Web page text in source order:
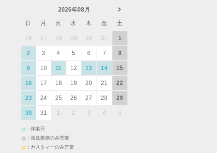
2026年08月
日
月 火 水 木 金 土
26 27 28 29 30 31 1
2 3 4 5 6 7 8
9 10 11 12 13 14 15
16 17 18 19 20 21 22
23 24 25 26 27 28 29
30 31 1 2 3 4 5
：休業日
：発送業務のみ営業
：カスタマーのみ営業